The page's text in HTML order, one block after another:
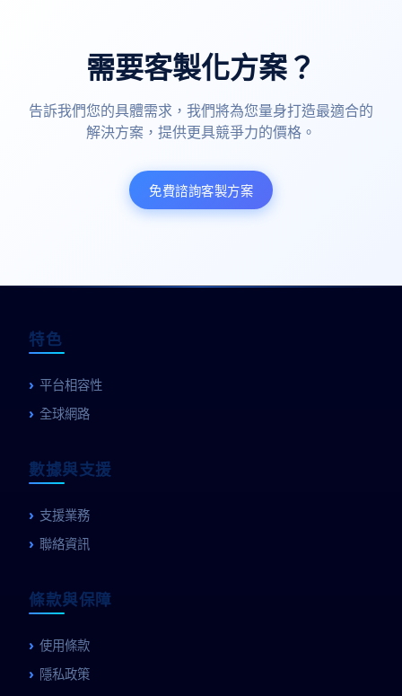
需要客製化方案？
告訴我們您的具體需求，我們將為您量身打造最適合的
解決方案，提供更具競爭力的價格。
免費諮詢客製方案
特色
平台相容性
全球網路
數據與支援
支援業務
聯絡資訊
條款與保障
使用條款
隱私政策